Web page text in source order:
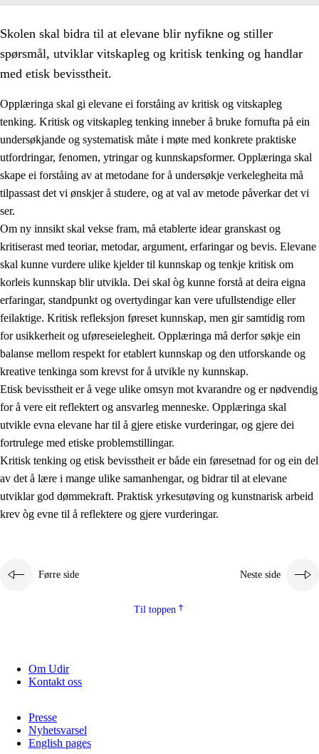
1. Verdigrunnlaget i opplæringa
1.2 Identitet og kulturelt mangfald
1.3 Kritisk tenking og etisk bevisstheit
1.4 Skaparglede, engasjement og utforskartrong
1.5 Respekt for naturen og miljøbevisstheit
1.6 Demokrati og medverknad
Skolen skal bidra til at elevane blir nyfikne og stiller
spørsmål, utviklar vitskapleg og kritisk tenking og handlar
med etisk bevisstheit.
Opplæringa skal gi elevane ei forståing av kritisk og vitskapleg
tenking. Kritisk og vitskapleg tenking inneber å bruke fornufta på ein
undersøkjande og systematisk måte i møte med konkrete praktiske
utfordringar, fenomen, ytringar og kunnskapsformer. Opplæringa skal
skape ei forståing av at metodane for å undersøkje verkelegheita må
tilpassast det vi ønskjer å studere, og at val av metode påverkar det vi
ser.
Om ny innsikt skal vekse fram, må etablerte idear granskast og
kritiserast med teoriar, metodar, argument, erfaringar og bevis. Elevane
skal kunne vurdere ulike kjelder til kunnskap og tenkje kritisk om
korleis kunnskap blir utvikla. Dei skal òg kunne forstå at deira eigna
erfaringar, standpunkt og overtydingar kan vere ufullstendige eller
feilaktige. Kritisk refleksjon føreset kunnskap, men gir samtidig rom
for usikkerheit og uføreseielegheit. Opplæringa må derfor søkje ein
balanse mellom respekt for etablert kunnskap og den utforskande og
kreative tenkinga som krevst for å utvikle ny kunnskap.
Etisk bevisstheit er å vege ulike omsyn mot kvarandre og er nødvendig
for å vere eit reflektert og ansvarleg menneske. Opplæringa skal
utvikle evna elevane har til å gjere etiske vurderingar, og gjere dei
fortrulege med etiske problemstillingar.
Kritisk tenking og etisk bevisstheit er både ein føresetnad for og ein del
av det å lære i mange ulike samanhengar, og bidrar til at elevane
utviklar god dømmekraft. Praktisk yrkesutøving og kunstnarisk arbeid
krev òg evne til å reflektere og gjere vurderingar.
Førre side Neste side
Til toppen
Om Udir
Kontakt oss
Presse
Nyhetsvarsel
English pages